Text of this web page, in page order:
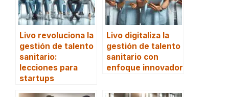
Livo revoluciona la
gestión de talento
sanitario:
lecciones para
startups
Livo digitaliza la
gestión de talento
sanitario con
enfoque innovador